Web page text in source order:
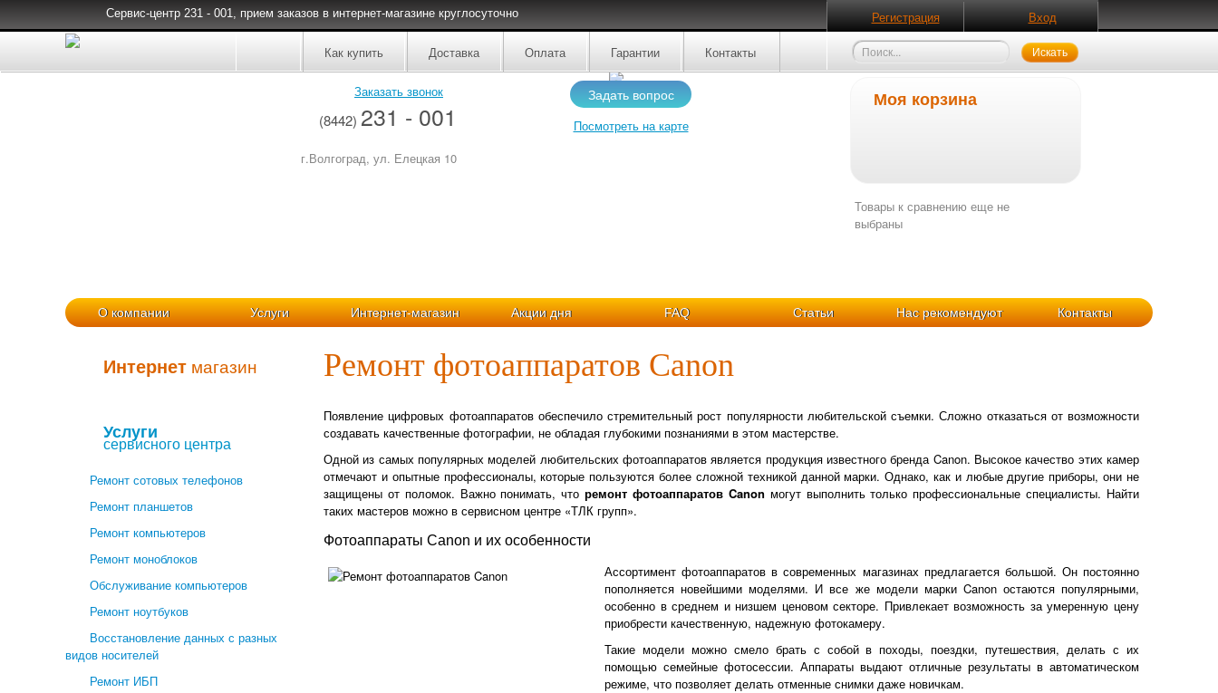
Сервис-центр 231 - 001, прием заказов в интернет-магазине круглосуточно Вход
Регистрация
Как купить Доставка Оплата Гарантии Контакты
Заказать звонок
(8442) 231 - 001
г.Волгоград, ул. Елецкая 10
Задать вопрос
Посмотреть на карте
Моя корзина
Товары к сравнению еще не
выбраны
О компании Услуги Интернет-магазин Акции дня FAQ Статьи Нас рекомендуют Контакты
Интернет магазин
Услуги
сервисного центра
Ремонт сотовых телефонов
Ремонт планшетов
Ремонт компьютеров
Ремонт моноблоков
Обслуживание компьютеров
Ремонт ноутбуков
Восстановление данных с разных
видов носителей
Ремонт ИБП
Ремонт фотоаппаратов Canon
Появление цифровых фотоаппаратов обеспечило стремительный рост популярности любительской съемки. Сложно отказаться от возможности
создавать качественные фотографии, не обладая глубокими познаниями в этом мастерстве.
Одной из самых популярных моделей любительских фотоаппаратов является продукция известного бренда Canon. Высокое качество этих камер
отмечают и опытные профессионалы, которые пользуются более сложной техникой данной марки. Однако, как и любые другие приборы, они не
защищены от поломок. Важно понимать, чторемонт фотоаппаратов Canon могут выполнить только профессиональные специалисты. Найти
таких мастеров можно в сервисном центре «ТЛК групп».
Фотоаппараты Canon и их особенности
Ассортимент фотоаппаратов в современных магазинах предлагается большой. Он постоянно
пополняется новейшими моделями. И все же модели марки Canon остаются популярными,
особенно в среднем и низшем ценовом секторе. Привлекает возможность за умеренную цену
приобрести качественную, надежную фотокамеру.
Такие модели можно смело брать с собой в походы, поездки, путешествия, делать с их
помощью семейные фотосессии. Аппараты выдают отличные результаты в автоматическом
режиме, что позволяет делать отменные снимки даже новичкам.